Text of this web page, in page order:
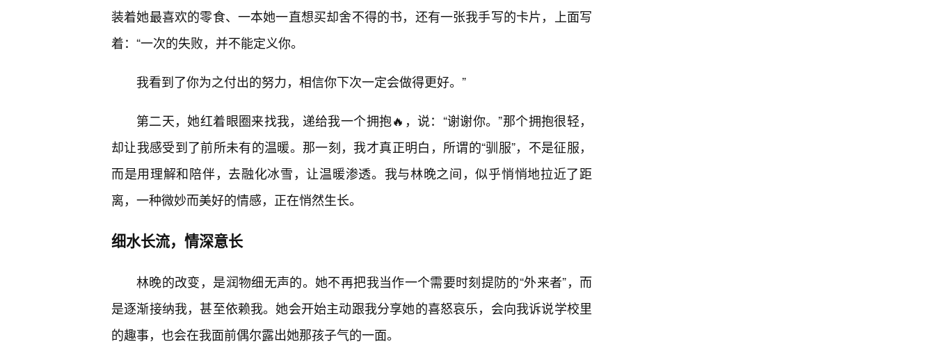
装着她最喜欢的零食、一本她一直想买却舍不得的书，还有一张我手写的卡片，上面写
着：“一次的失败，并不能定义你。
我看到了你为之付出的努力，相信你下次一定会做得更好。”
第二天，她红着眼圈来找我，递给我一个拥抱🔥，说：“谢谢你。”那个拥抱很轻，
却让我感受到了前所未有的温暖。那一刻，我才真正明白，所谓的“驯服”，不是征服，
而是用理解和陪伴，去融化冰雪，让温暖渗透。我与林晚之间，似乎悄悄地拉近了距
离，一种微妙而美好的情感，正在悄然生长。
细水长流，情深意长
林晚的改变，是润物细无声的。她不再把我当作一个需要时刻提防的“外来者”，而
是逐渐接纳我，甚至依赖我。她会开始主动跟我分享她的喜怒哀乐，会向我诉说学校里
的趣事，也会在我面前偶尔露出她那孩子气的一面。